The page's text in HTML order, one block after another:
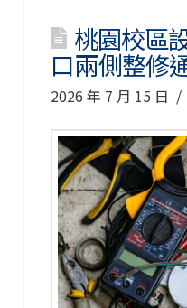
桃園校區
口兩側整修
2026 年 7 月 15 日